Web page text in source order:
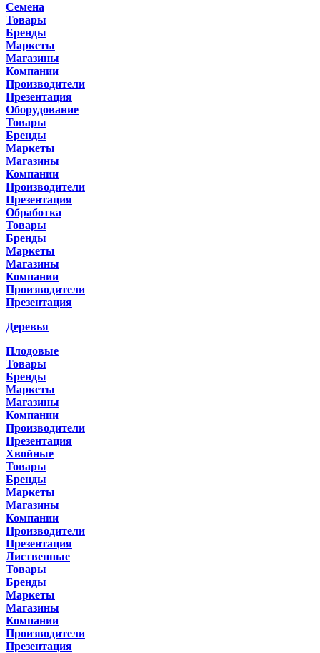
Семена
Товары
Бренды
Маркеты
Магазины
Компании
Производители
Презентация
Оборудование
Товары
Бренды
Маркеты
Магазины
Компании
Производители
Презентация
Обработка
Товары
Бренды
Маркеты
Магазины
Компании
Производители
Презентация
Деревья
Плодовые
Товары
Бренды
Маркеты
Магазины
Компании
Производители
Презентация
Хвойные
Товары
Бренды
Маркеты
Магазины
Компании
Производители
Презентация
Лиственные
Товары
Бренды
Маркеты
Магазины
Компании
Производители
Презентация